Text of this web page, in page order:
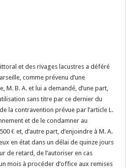
et des rivages lacustres a déféré
comme prévenu d’une
M. B. A. et lui a demandé, d’une part,
sans titre par ce dernier du
la contravention prévue par l’article L.
et de le condamner au
€ et, d’autre part, d’enjoindre à M. A.
en état dans un délai de quinze jours
de retard, de l’autoriser en cas
mois à procéder d’office aux remises